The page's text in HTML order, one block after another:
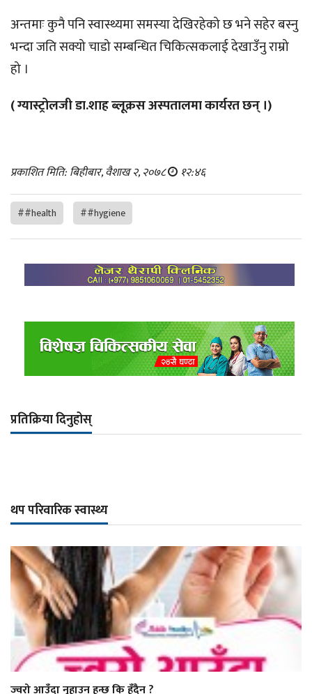
अन्तमाः कुनै पनि स्वास्थ्यमा समस्या देखिरहेको छ भने सहेर बस्नु
भन्दा जति सक्यो चाडो सम्बन्धित चिकित्सकलाई देखाउँनु राम्रो
हो ।
( ग्यास्ट्रोलजी डा.शाह ब्लूक्रस अस्पतालमा कार्यरत छन् ।)
प्रकाशित मिति: बिहीबार, वैशाख २, २०७८ १२:४६
##health ##hygiene
प्रतिक्रिया दिनुहोस्
थप परिवारिक स्वास्थ्य
ज्वरो आउँदा नुहाउन हुन्छ कि हुँदैन ?